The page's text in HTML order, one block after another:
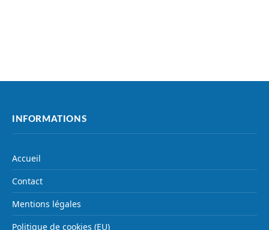
INFORMATIONS
Accueil
Contact
Mentions légales
Politique de cookies (EU)